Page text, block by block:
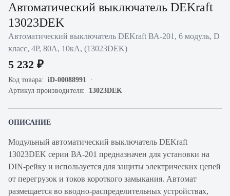
Автоматический выключатель DEKraft
13023DEK
Автоматический выключатель DEKraft ВА-201, 6 модуль, D
класс, 4P, 80А, 10кА, (13023DEK)
5 232 ₽
Код товара: iD-00088991
Артикул производителя: 13023DEK
ОПИСАНИЕ
Модульный автоматический выключатель DEKraft
13023DEK серии ВА-201 предназначен для установки на
DIN-рейку и используется для защиты электрических цепей
от перегрузок и токов короткого замыкания. Автомат
размещается во вводно-распределительных устройствах,